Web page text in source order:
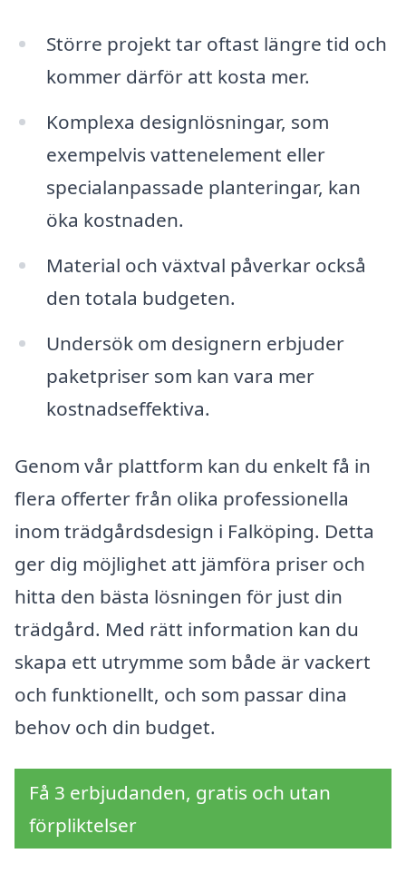
Större projekt tar oftast längre tid och
kommer därför att kosta mer.
Komplexa designlösningar, som
exempelvis vattenelement eller
specialanpassade planteringar, kan
öka kostnaden.
Material och växtval påverkar också
den totala budgeten.
Undersök om designern erbjuder
paketpriser som kan vara mer
kostnadseffektiva.
Genom vår plattform kan du enkelt få in
flera offerter från olika professionella
inom trädgårdsdesign i Falköping. Detta
ger dig möjlighet att jämföra priser och
hitta den bästa lösningen för just din
trädgård. Med rätt information kan du
skapa ett utrymme som både är vackert
och funktionellt, och som passar dina
behov och din budget.
Få 3 erbjudanden, gratis och utan
förpliktelser